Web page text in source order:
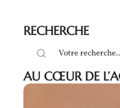
RECHERCHE
AU CŒUR DE